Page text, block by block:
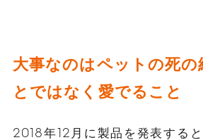
大事なのはペットの死の
とではなく愛でること
2018年12月に製品を発表する